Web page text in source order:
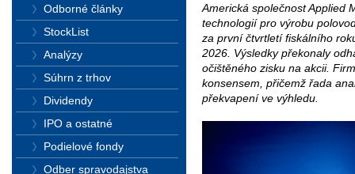
Americká společnost Applied
technologií pro výrobu
za první čtvrtletí fiskálního
2026. Výsledky překonaly
očištěného zisku na akcii.
konsensem, přičemž řada
překvapení ve výhledu.
Odborné články
StockList
Analýzy
Súhrn z trhov
Dividendy
IPO a ostatné
Podielové fondy
Odber spravodajstva